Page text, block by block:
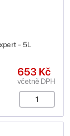
- 5L
653 Kč
včetně DPH